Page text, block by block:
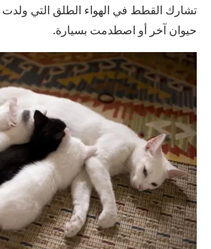
تشارك القطط في الهواء الطلق التي
حيوان آخر أو اصطدمت بسيارة.